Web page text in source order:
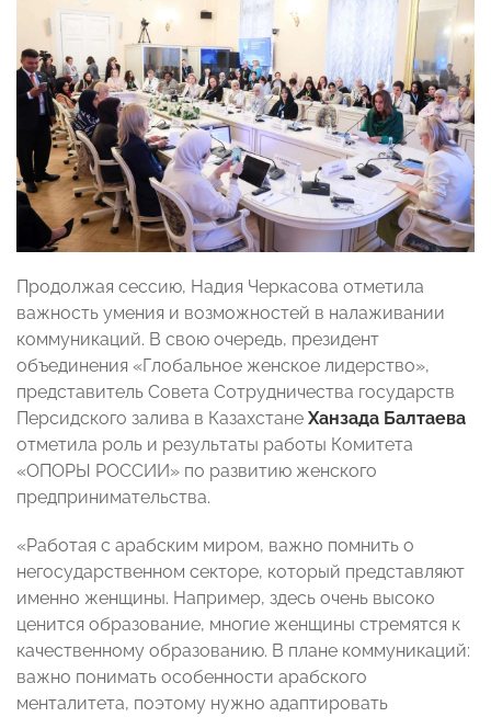
Продолжая сессию, Надия Черкасова отметила
важность умения и возможностей в налаживании
коммуникаций. В свою очередь, президент
объединения «Глобальное женское лидерство»,
представитель Совета Сотрудничества государств
Персидского залива в Казахстане Ханзада Балтаева
отметила роль и результаты работы Комитета
«ОПОРЫ РОССИИ» по развитию женского
предпринимательства.
«Работая с арабским миром, важно помнить о
негосударственном секторе, который представляют
именно женщины. Например, здесь очень высоко
ценится образование, многие женщины стремятся к
качественному образованию. В плане коммуникаций:
важно понимать особенности арабского
менталитета, поэтому нужно адаптировать